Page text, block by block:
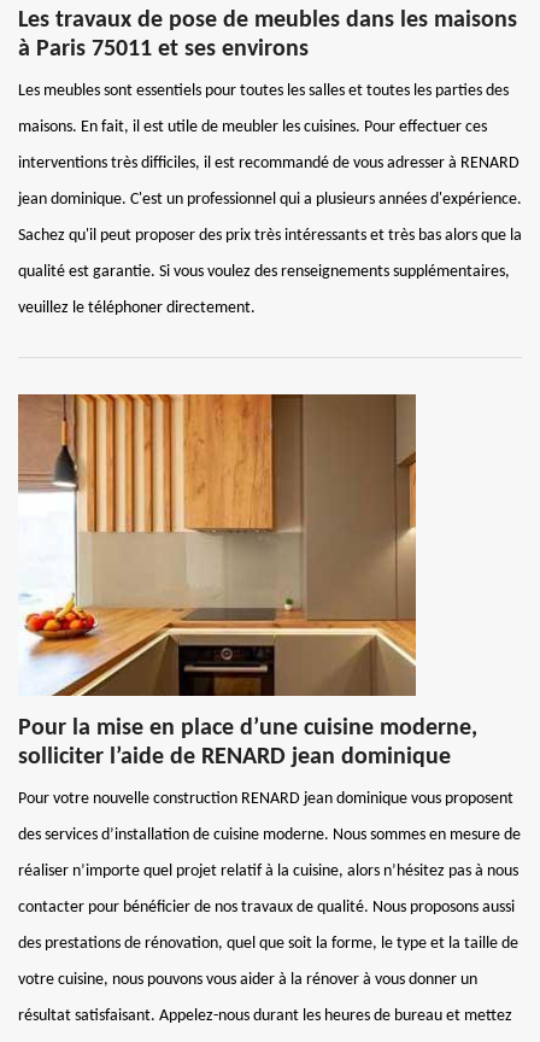
Les travaux de pose de meubles dans les maisons
à Paris 75011 et ses environs
Les meubles sont essentiels pour toutes les salles et toutes les parties des
maisons. En fait, il est utile de meubler les cuisines. Pour effectuer ces
interventions très difficiles, il est recommandé de vous adresser à RENARD
jean dominique. C'est un professionnel qui a plusieurs années d'expérience.
Sachez qu'il peut proposer des prix très intéressants et très bas alors que la
qualité est garantie. Si vous voulez des renseignements supplémentaires,
veuillez le téléphoner directement.
Pour la mise en place d’une cuisine moderne,
solliciter l’aide de RENARD jean dominique
Pour votre nouvelle construction RENARD jean dominique vous proposent
des services d’installation de cuisine moderne. Nous sommes en mesure de
réaliser n’importe quel projet relatif à la cuisine, alors n’hésitez pas à nous
contacter pour bénéficier de nos travaux de qualité. Nous proposons aussi
des prestations de rénovation, quel que soit la forme, le type et la taille de
votre cuisine, nous pouvons vous aider à la rénover à vous donner un
résultat satisfaisant. Appelez-nous durant les heures de bureau et mettez